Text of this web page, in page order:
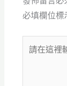
必填欄位標